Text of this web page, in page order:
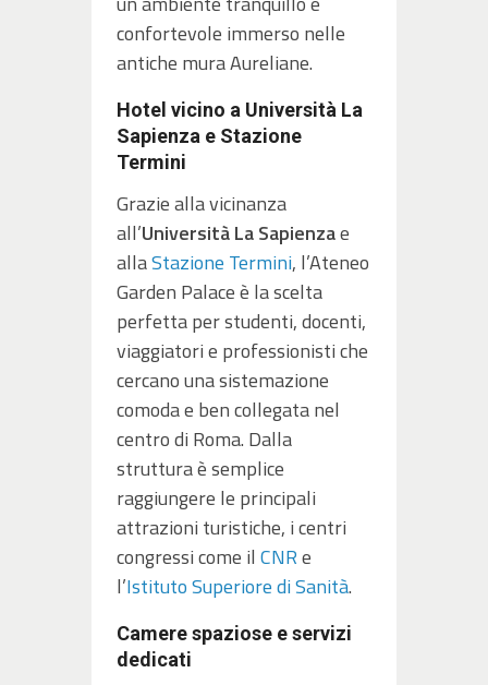
confortevole immerso nelle
antiche mura Aureliane.
Hotel vicino a Università La
Sapienza e Stazione
Termini
Grazie alla vicinanza
all’Università La Sapienzae
allaStazione Termini, l’Ateneo
Garden Palace è la scelta
perfetta per studenti, docenti,
viaggiatori e professionisti che
cercano una sistemazione
comoda e ben collegata nel
centro di Roma. Dalla
struttura è semplice
raggiungere le principali
attrazioni turistiche, i centri
congressi come ilCNRe
l’Istituto Superiore di Sanità.
Camere spaziose e servizi
dedicati